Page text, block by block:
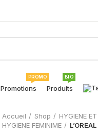
Promotions
PROMO
Produits
BIO
Accueil Shop
HYGIENE
HYGIENE FEMINIME